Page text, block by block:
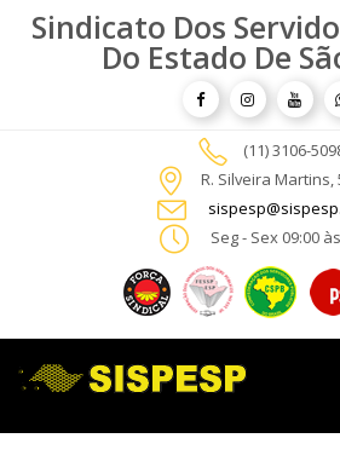
Sindicato Dos
Do Estado De
(11) 3106-
R. Silveira Martins,
Seg - Sex 09:00